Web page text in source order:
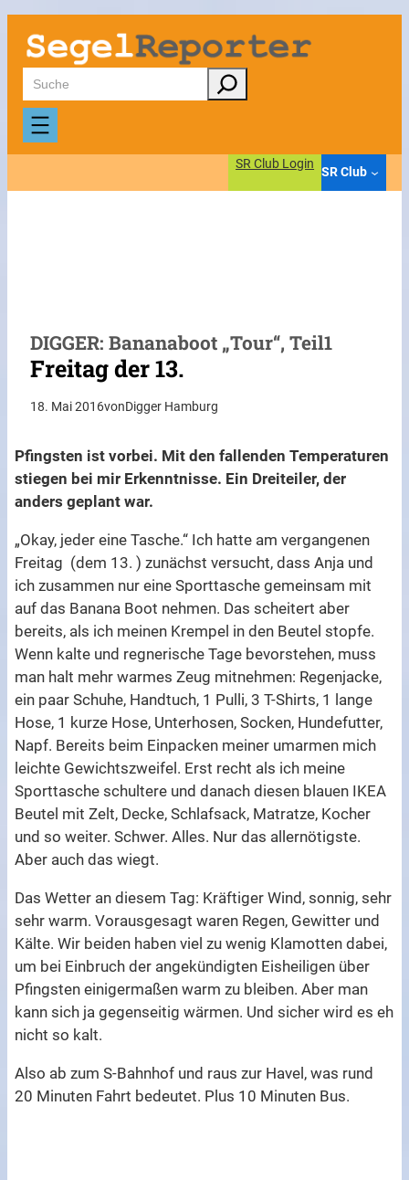
Zum
Inhalt
springen
Suchen
SR Club Login
SR Club
DIGGER: Bananaboot „Tour“, Teil1
Freitag der 13.
18. Mai 2016vonDigger Hamburg
Pfingsten ist vorbei. Mit den fallenden Temperaturen
stiegen bei mir Erkenntnisse. Ein Dreiteiler, der
anders geplant war.
„Okay, jeder eine Tasche.“ Ich hatte am vergangenen
Freitag (dem 13. ) zunächst versucht, dass Anja und
ich zusammen nur eine Sporttasche gemeinsam mit
auf das Banana Boot nehmen. Das scheitert aber
bereits, als ich meinen Krempel in den Beutel stopfe.
Wenn kalte und regnerische Tage bevorstehen, muss
man halt mehr warmes Zeug mitnehmen: Regenjacke,
ein paar Schuhe, Handtuch, 1 Pulli, 3 T-Shirts, 1 lange
Hose, 1 kurze Hose, Unterhosen, Socken, Hundefutter,
Napf. Bereits beim Einpacken meiner umarmen mich
leichte Gewichtszweifel. Erst recht als ich meine
Sporttasche schultere und danach diesen blauen IKEA
Beutel mit Zelt, Decke, Schlafsack, Matratze, Kocher
und so weiter. Schwer. Alles. Nur das allernötigste.
Aber auch das wiegt.
Das Wetter an diesem Tag: Kräftiger Wind, sonnig, sehr
sehr warm. Vorausgesagt waren Regen, Gewitter und
Kälte. Wir beiden haben viel zu wenig Klamotten dabei,
um bei Einbruch der angekündigten Eisheiligen über
Pfingsten einigermaßen warm zu bleiben. Aber man
kann sich ja gegenseitig wärmen. Und sicher wird es eh
nicht so kalt.
Also ab zum S-Bahnhof und raus zur Havel, was rund
20 Minuten Fahrt bedeutet. Plus 10 Minuten Bus.